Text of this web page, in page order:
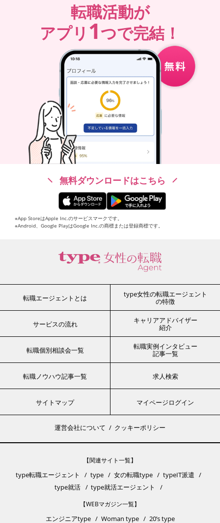
転職活動が
アプリ 1つで完結！
無料ダウンロードはこちら
※App StoreはApple Inc.のサービスマークです。
※Android、Google PlayはGoogle Inc.の商標または登録商標です。
転職エージェントとは
type女性の転職エージェント
の特徴
サービスの流れ
キャリアアドバイザー
紹介
転職個別相談会一覧
転職実例インタビュー
記事一覧
転職ノウハウ記事一覧 求人検索
サイトマップ マイページログイン
運営会社について クッキーポリシー
【関連サイト一覧】
type転職エージェント type 女の転職type
typeIT派遣
type就活
type就活エージェント
【WEBマガジン一覧】
エンジニアtype Woman type 20’s type